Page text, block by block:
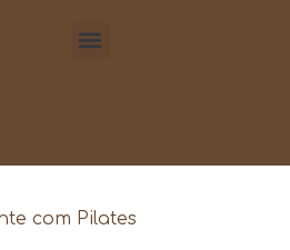
com Pilates